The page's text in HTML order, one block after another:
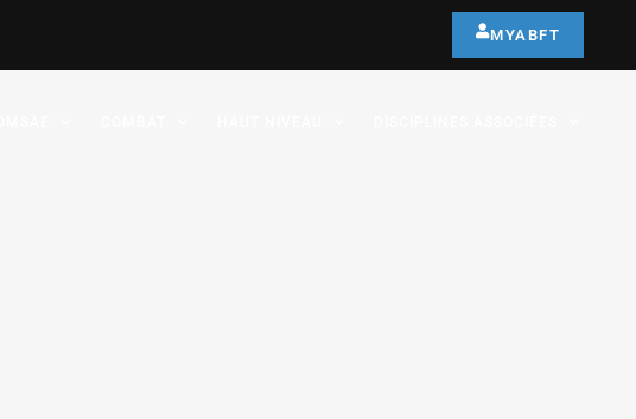
MYABFT